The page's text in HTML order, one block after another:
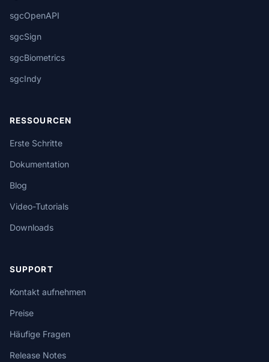
sgcOpenAPI
sgcSign
sgcBiometrics
sgcIndy
RESSOURCEN
Erste Schritte
Dokumentation
Blog
Video-Tutorials
Downloads
SUPPORT
Kontakt aufnehmen
Preise
Häufige Fragen
Release Notes